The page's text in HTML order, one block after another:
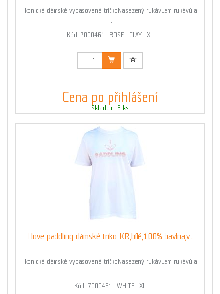
Ikonické dámské vypasované tričkoNasazený rukávLem rukávů a
Kód: 7000461_ROSE_CLAY_XL
Cena po přihlášení
Skladem: 6 ks
I love paddling dámské triko KR,bílé,100% bavlna,v...
Ikonické dámské vypasované tričkoNasazený rukávLem rukávů a
Kód: 7000461_WHITE_XL